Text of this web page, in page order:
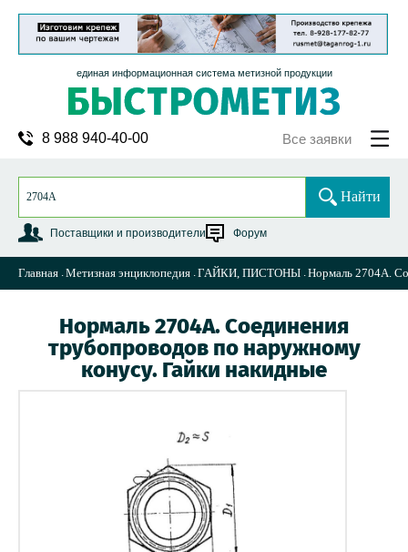
единая информационная система метизной продукции
8 988 940-40-00 Все заявки
Поставщики и производители Форум
Найти
Главная Метизная энциклопедия ГАЙКИ, ПИСТОНЫ Нормаль 2704А.
Нормаль 2704А. Соединения
трубопроводов по наружному
конусу. Гайки накидные